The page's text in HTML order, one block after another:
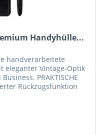
Handyhülle...
handverarbeitete
eleganter Vintage-Optik
PRAKTISCHE
Rückzugsfunktion